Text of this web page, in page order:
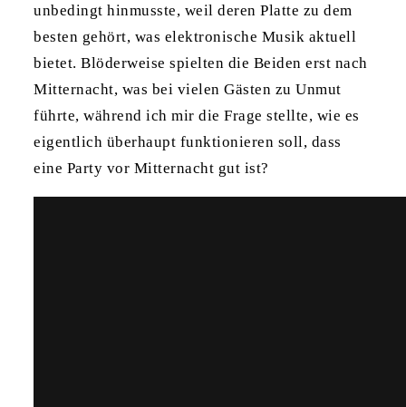
unbedingt hinmusste, weil deren Platte zu dem
besten gehört, was elektronische Musik aktuell
bietet. Blöderweise spielten die Beiden erst nach
Mitternacht, was bei vielen Gästen zu Unmut
führte, während ich mir die Frage stellte, wie es
eigentlich überhaupt funktionieren soll, dass
eine Party vor Mitternacht gut ist?